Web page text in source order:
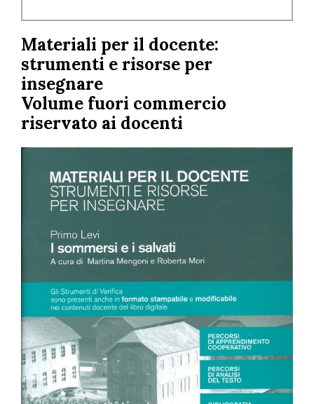
Materiali per il docente:
strumenti e risorse per
insegnare
Volume fuori commercio
riservato ai docenti